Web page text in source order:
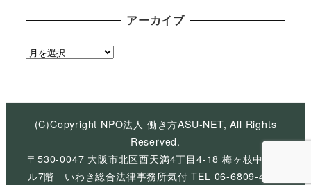
アーカイブ
ア
イ
(C)Copyright NPO法人 働き方ASU-NET, All Rights
Reserved.
〒530-0047 大阪市北区西天満4丁目4-18 梅ヶ枝中央ビ
ル7階 いわき総合法律事務所気付 TEL 06-6809-4926